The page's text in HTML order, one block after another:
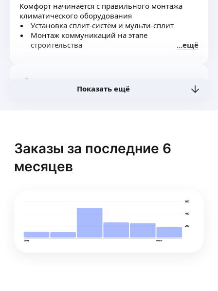
Комфорт начинается с правильного монтажа
климатического оборудования
Установка сплит-систем и мульти-сплит
Монтаж коммуникаций на этапе
строительства
🔹 Комплексный подход: Единое решение для
ещё
88отзывов
вентиляции, установке кондиционеров.
Работаем качественно и с гарантией. Любим
исполнять мечты и желание наших клиентов.
Показать ещё
Заказы за последние 6
месяцев
200
400
600
фев июл